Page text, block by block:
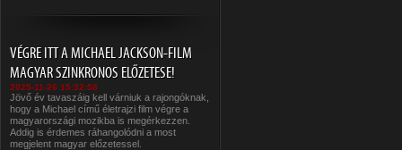
VÉGRE ITT A MICHAEL JACKSON-FILM
MAGYAR SZINKRONOS ELŐZETESE!
2025-11-26 15:32:58
Jövő év tavaszáig kell várniuk a rajongóknak,
hogy a Michael című életrajzi film végre a
magyarországi mozikba is megérkezzen.
Addig is érdemes ráhangolódni a most
megjelent magyar előzetessel.